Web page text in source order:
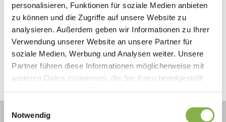
personalisieren, Funktionen für soziale Medien anbieten
zu können und die Zugriffe auf unsere Website zu
analysieren. Außerdem geben wir Informationen zu Ihrer
Verwendung unserer Website an unsere Partner für
soziale Medien, Werbung und Analysen weiter. Unsere
Partner führen diese Informationen möglicherweise mit
weiteren Daten zusammen, die Sie ihnen bereitgestellt
Notwendig
Senden
Anti-Roboter-Verifizierung
Hier klicken
FriendlyCaptcha ⇗
+